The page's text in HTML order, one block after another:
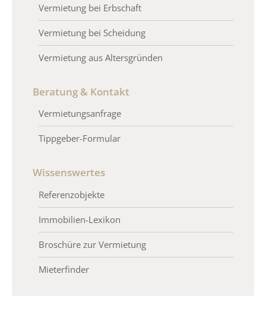
Vermietung bei Erbschaft
Vermietung bei Scheidung
Vermietung aus Altersgründen
Beratung & Kontakt
Vermietungsanfrage
Tippgeber-Formular
Wissenswertes
Referenzobjekte
Immobilien-Lexikon
Broschüre zur Vermietung
Mieterfinder